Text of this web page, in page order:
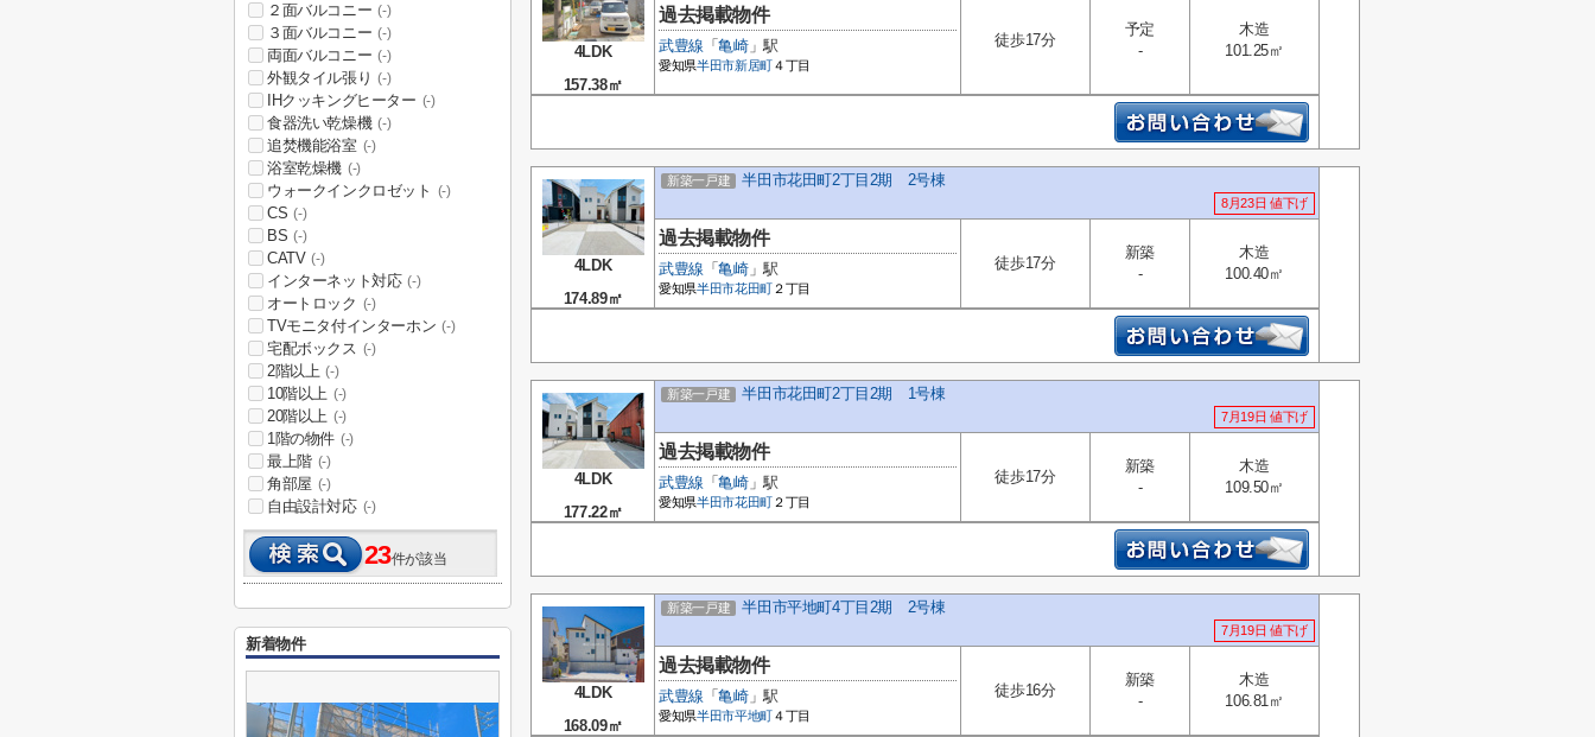
4LDK
157.38㎡
過去掲載物件
武豊線 「亀崎」駅
愛知県半田市新居町 ４丁目
徒歩17分
予定
-
木造
101.25㎡
4LDK
174.89㎡
新築一戸建 半田市花田町2丁目2期 2号棟
8月23日 値下げ
過去掲載物件
武豊線 「亀崎」駅
愛知県半田市花田町 ２丁目
徒歩17分
新築
-
木造
100.40㎡
4LDK
177.22㎡
新築一戸建 半田市花田町2丁目2期 1号棟
7月19日 値下げ
過去掲載物件
武豊線 「亀崎」駅
愛知県半田市花田町 ２丁目
徒歩17分
新築
-
木造
109.50㎡
4LDK
168.09㎡
新築一戸建 半田市平地町4丁目2期 2号棟
7月19日 値下げ
過去掲載物件
武豊線 「亀崎」駅
愛知県半田市平地町 ４丁目
徒歩16分
新築
-
木造
106.81㎡
２面バルコニー (-)
３面バルコニー (-)
両面バルコニー (-)
外観タイル張り (-)
IHクッキングヒーター (-)
食器洗い乾燥機 (-)
追焚機能浴室 (-)
浴室乾燥機 (-)
ウォークインクロゼット (-)
CS (-)
BS (-)
CATV (-)
インターネット対応 (-)
オートロック (-)
TVモニタ付インターホン (-)
宅配ボックス (-)
2階以上 (-)
10階以上 (-)
20階以上 (-)
1階の物件 (-)
最上階 (-)
角部屋 (-)
自由設計対応 (-)
23件が該当
新着物件